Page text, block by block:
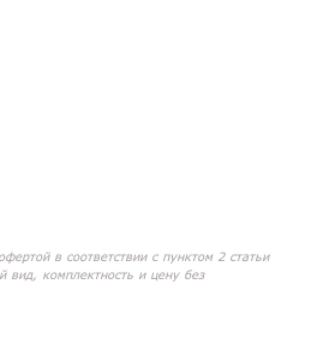
в соответствии с пунктом 2 статьи
вид, комплектность и цену без